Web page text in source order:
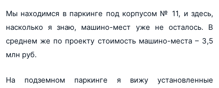
Мы находимся в паркинге под корпусом № 11, и здесь,
насколько я знаю, машино-мест уже не осталось. В
среднем же по проекту стоимость машино-места – 3,5
млн руб.
На подземном паркинге я вижу установленные